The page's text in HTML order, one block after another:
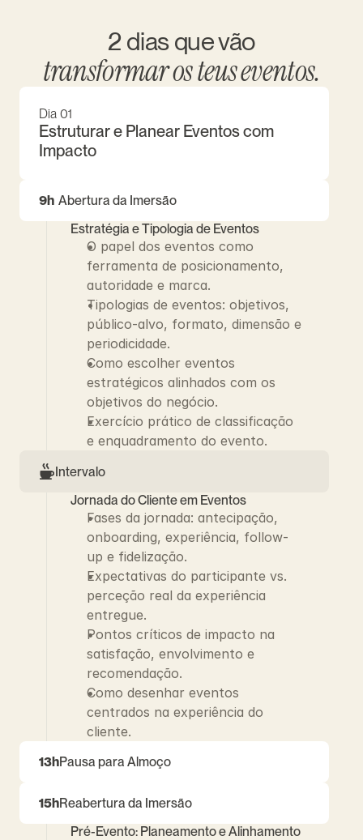
2 dias que vão
transformar os teus eventos.
Dia 01
Estruturar e Planear Eventos com
Impacto
9h Abertura da Imersão
Estratégia e Tipologia de Eventos
O papel dos eventos como
ferramenta de posicionamento,
autoridade e marca.
Tipologias de eventos: objetivos,
público-alvo, formato, dimensão e
periodicidade.
Como escolher eventos
estratégicos alinhados com os
objetivos do negócio.
Exercício prático de classificação
e enquadramento do evento.
Intervalo
Jornada do Cliente em Eventos
Fases da jornada: antecipação,
onboarding, experiência, follow-
up e fidelização.
Expectativas do participante vs.
perceção real da experiência
entregue.
Pontos críticos de impacto na
satisfação, envolvimento e
recomendação.
Como desenhar eventos
centrados na experiência do
cliente.
Pausa para Almoço
13h
Reabertura da Imersão
15h
Pré-Evento: Planeamento e Alinhamento